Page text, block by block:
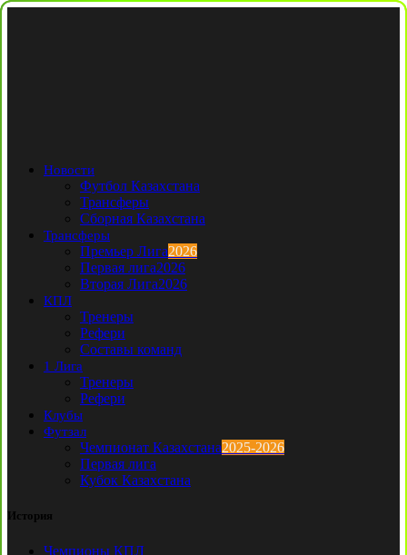
Новости
Футбол Казахстана
Трансферы
Сборная Казахстана
Трансферы
Премьер Лига2026
Первая лига2026
Вторая Лига2026
КПЛ
Тренеры
Рефери
Составы команд
1 Лига
Тренеры
Рефери
Клубы
Футзал
Чемпионат Казахстана2025-2026
Первая лига
Кубок Казахстана
История
Чемпионы КПЛ